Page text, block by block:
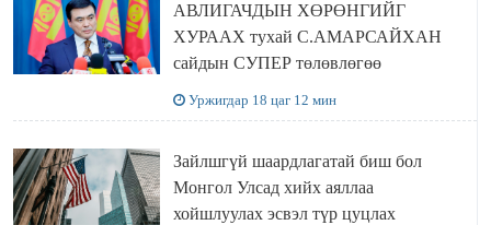
АВЛИГАЧДЫН ХӨРӨНГИЙГ
ХУРААХ тухай С.АМАРСАЙХАН
сайдын СУПЕР төлөвлөгөө
Уржигдар 18 цаг 12 мин
Зайлшгүй шаардлагатай биш бол
Монгол Улсад хийх аяллаа
хойшлуулах эсвэл түр цуцлах